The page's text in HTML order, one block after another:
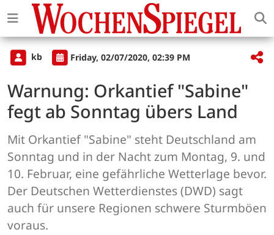
kb Friday, 02/07/2020, 02:39 PM
Warnung: Orkantief "Sabine"
fegt ab Sonntag übers Land
Mit Orkantief "Sabine" steht Deutschland am
Sonntag und in der Nacht zum Montag, 9. und
10. Februar, eine gefährliche Wetterlage bevor.
Der Deutschen Wetterdienstes (DWD) sagt
auch für unsere Regionen schwere Sturmböen
voraus.